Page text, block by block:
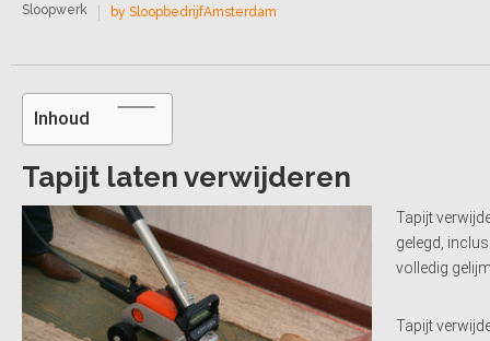
by SloopbedrijfAmsterdam
Sloopwerk
Inhoud
Tapijt laten verwijderen
Tapijt
gelegd,
volledig
Tapijt